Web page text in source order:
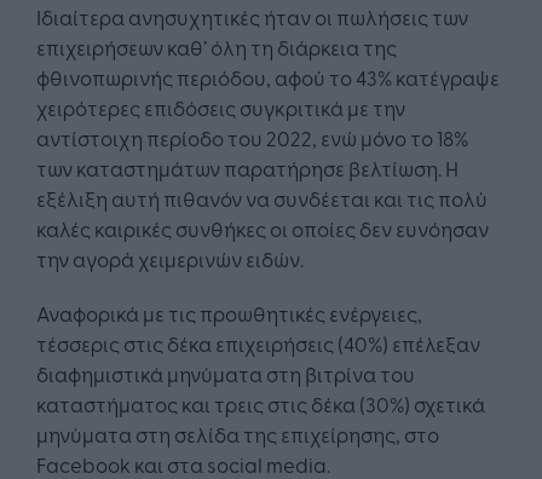
Ιδιαίτερα ανησυχητικές ήταν οι πωλήσεις των
επιχειρήσεων καθ’ όλη τη διάρκεια της
φθινοπωρινής περιόδου, αφού το 43% κατέγραψε
χειρότερες επιδόσεις συγκριτικά με την
αντίστοιχη περίοδο του 2022, ενώ μόνο το 18%
των καταστημάτων παρατήρησε βελτίωση. Η
εξέλιξη αυτή πιθανόν να συνδέεται και τις πολύ
καλές καιρικές συνθήκες οι οποίες δεν ευνόησαν
την αγορά χειμερινών ειδών.
Αναφορικά με τις προωθητικές ενέργειες,
τέσσερις στις δέκα επιχειρήσεις (40%) επέλεξαν
διαφημιστικά μηνύματα στη βιτρίνα του
καταστήματος και τρεις στις δέκα (30%) σχετικά
μηνύματα στη σελίδα της επιχείρησης, στο
Facebook και στα social media.